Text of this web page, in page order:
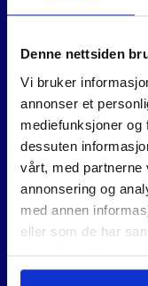
Denne nettsiden
Vi bruker
annonser et
mediefunksjoner
dessuten
vårt, med partnerne
annonsering og
med annen
eller som de har
BOSCH
PFS 3000-2 OG PFS
E
117,-